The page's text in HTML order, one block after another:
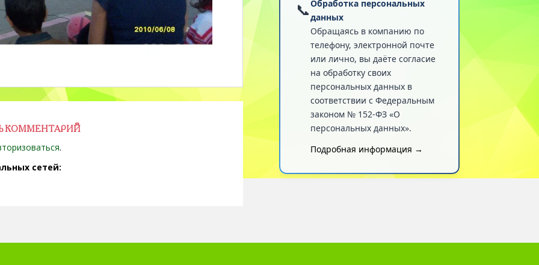
КОММЕНТАРИЙ
.
сетей:
📞Обработка персональных
данных
Обращаясь в компанию по
телефону, электронной почте
или лично, вы даёте согласие
на обработку своих
персональных данных в
соответствии с Федеральным
законом № 152-ФЗ «О
персональных данных».
Подробная информация →